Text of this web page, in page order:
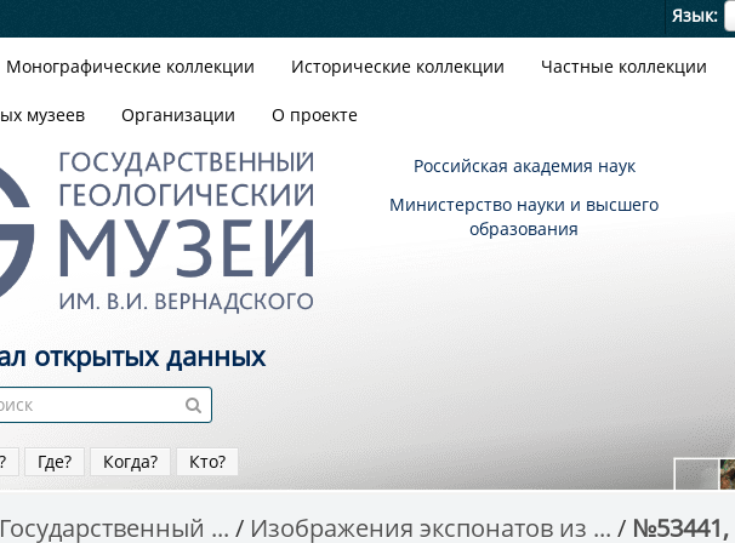
Язык
Монографические коллекции Исторические коллекции Частные коллекции
музеев Организации О проекте
Российская академия наук
Министерство науки и высшего
образования
открытых данных
Где? Когда? Кто?
Государственный ... Изображения экспонатов из ...